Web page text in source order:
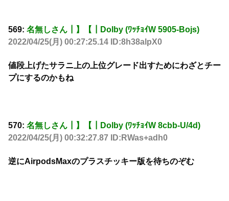
569: 名無しさん┃】【┃Dolby (ﾜｯﾁｮｲW 5905-Bojs)
2022/04/25(月) 00:27:25.14 ID:8h38alpX0
値段上げたサラニ上の上位グレード出すためにわざとチー
プにするのかもね
570: 名無しさん┃】【┃Dolby (ﾜｯﾁｮｲW 8cbb-U/4d)
2022/04/25(月) 00:32:27.87 ID:RWas+adh0
逆にAirpodsMaxのプラスチッキー版を待ちのぞむ